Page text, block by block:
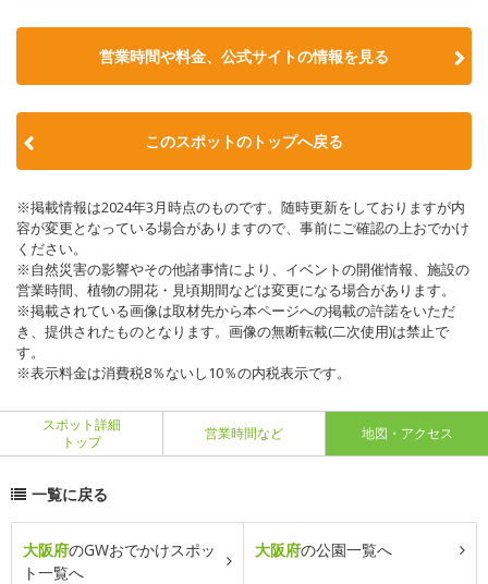
営業時間や料金、公式サイトの情報を見る
このスポットのトップへ戻る
※掲載情報は2024年3月時点のものです。随時更新をしておりますが内
容が変更となっている場合がありますので、事前にご確認の上おでかけ
ください。
※自然災害の影響やその他諸事情により、イベントの開催情報、施設の
営業時間、植物の開花・見頃期間などは変更になる場合があります。
※掲載されている画像は取材先から本ページへの掲載の許諾をいただ
き、提供されたものとなります。画像の無断転載(二次使用)は禁止で
す。
※表示料金は消費税8％ないし10％の内税表示です。
スポット詳細
トップ
営業時間など 地図・アクセス
一覧に戻る
大阪府のGWおでかけスポッ
ト一覧へ
大阪府の公園一覧へ